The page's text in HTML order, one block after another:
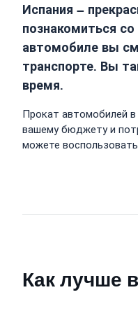
Испания –
познакомиться
автомобиле вы
транспорте. Вы
время.
Прокат автомобилей
вашему бюджету и
можете
Как лучше